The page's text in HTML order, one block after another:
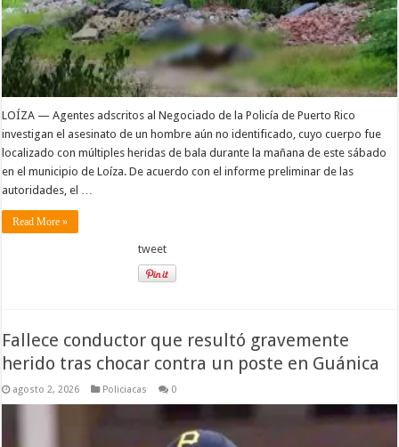
LOÍZA — Agentes adscritos al Negociado de la Policía de Puerto Rico
investigan el asesinato de un hombre aún no identificado, cuyo cuerpo fue
localizado con múltiples heridas de bala durante la mañana de este sábado
en el municipio de Loíza. De acuerdo con el informe preliminar de las
autoridades, el …
Read More »
tweet
Fallece conductor que resultó gravemente
herido tras chocar contra un poste en Guánica
agosto 2, 2026 Policiacas 0